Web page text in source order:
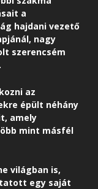
a
hajdani vezető
nagy
szerencsém
az
épült néhány
amely
mint másfél
világban is,
egy saját